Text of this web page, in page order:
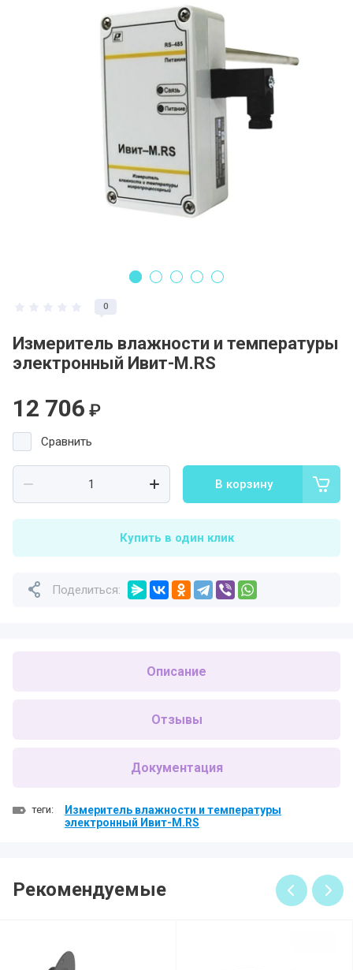
Политика конфидециальности
Пользовательское соглашение
Полезная информация
0
Измеритель влажности и температуры
электронный Ивит-М.RS
12 706 ₽
Сравнить
В корзину
Купить в один клик
Поделиться:
Описание
Отзывы
Документация
теги:
Измеритель влажности и температуры
электронный Ивит-М.RS
Рекомендуемые